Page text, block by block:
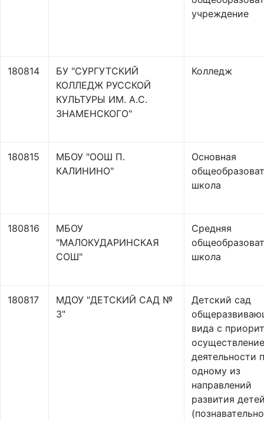
учреждение
180814
БУ "СУРГУТСКИЙ
КОЛЛЕДЖ РУССКОЙ
КУЛЬТУРЫ ИМ. А.С.
ЗНАМЕНСКОГО"
Колледж
180815
МБОУ "ООШ П.
КАЛИНИНО"
Основная
школа
180816
МБОУ
"МАЛОКУДАРИНСКАЯ
СОШ"
Средняя
школа
180817
МДОУ "ДЕТСКИЙ САД №
3"
Детский сад
вида с
деятельности
одному из
направлений
развития